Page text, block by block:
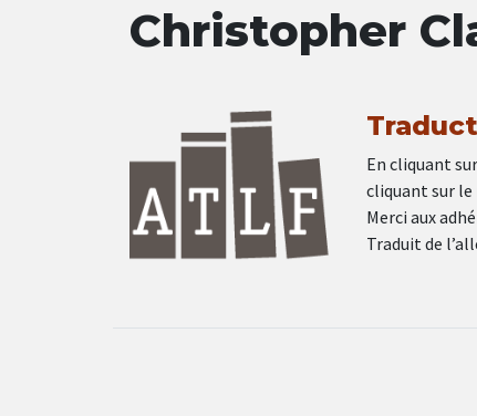
Christopher
En cliquant
cliquant sur le
Merci aux
Traduit de